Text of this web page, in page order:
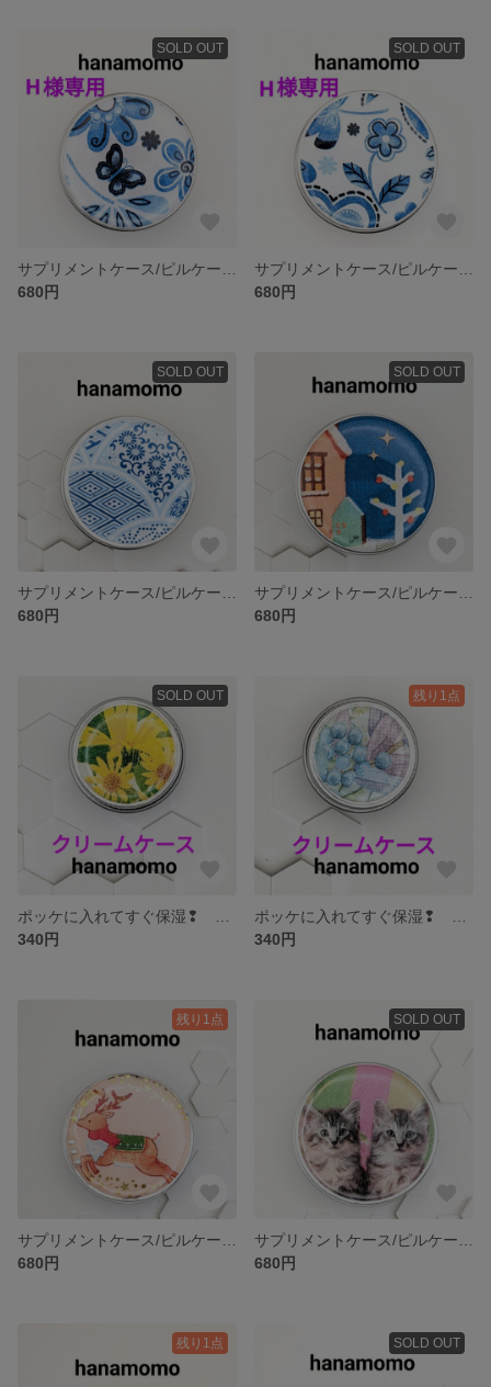
SOLD OUT
680円
SOLD OUT
680円
SOLD OUT
680円
SOLD OUT
680円
SOLD OUT
340円
残り1点
340円
残り1点
680円
SOLD OUT
680円
残り1点 SOLD OUT